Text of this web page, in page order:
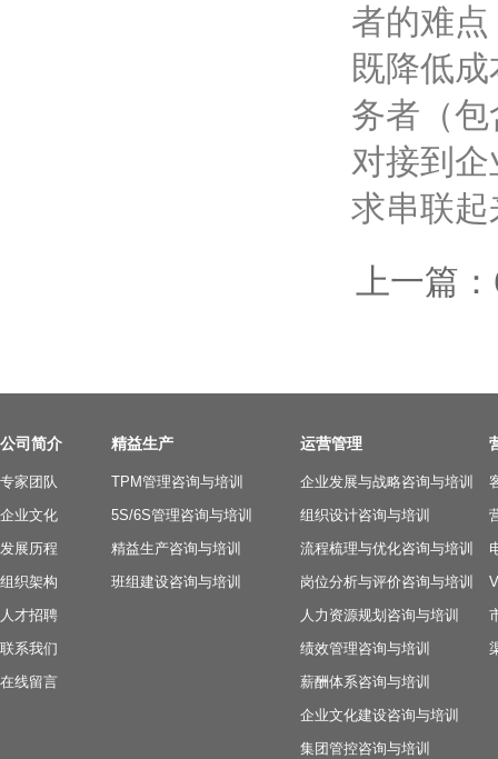
者的难
既降低
务者（
对接到
求串联
上一篇：
公司简介
专家团队
企业文化
发展历程
组织架构
人才招聘
联系我们
在线留言
精益生产
TPM管理咨询与培训
5S/6S管理咨询与培训
精益生产咨询与培训
班组建设咨询与培训
运营管理
企业发展与战略咨询与培训
组织设计咨询与培训
流程梳理与优化咨询与培训
岗位分析与评价咨询与培训
人力资源规划咨询与培训
绩效管理咨询与培训
薪酬体系咨询与培训
企业文化建设咨询与培训
集团管控咨询与培训